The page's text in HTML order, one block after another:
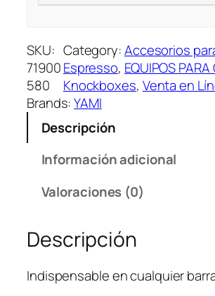
K
N
O
C
K
t
d
SKU:
71900
580
Category:Accesorios
Espresso, EQUIPOS PARA
Knockboxes, Venta en
Brands:YAMI
Descripción
Información adicional
Valoraciones (0)
Descripción
Indispensable en cualquier